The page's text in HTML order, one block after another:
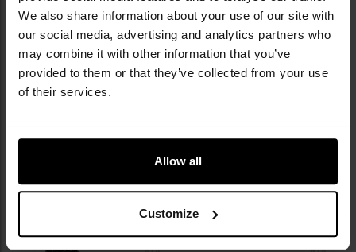
We also share information about your use of our site with
our social media, advertising and analytics partners who
may combine it with other information that you’ve
provided to them or that they’ve collected from your use
of their services.
Allow all
Customize
OPINIE
WARTO DOKUPIĆ
INNI OGLĄDALI TEŻ